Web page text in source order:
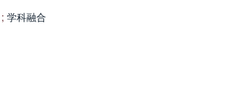
; 学科融合